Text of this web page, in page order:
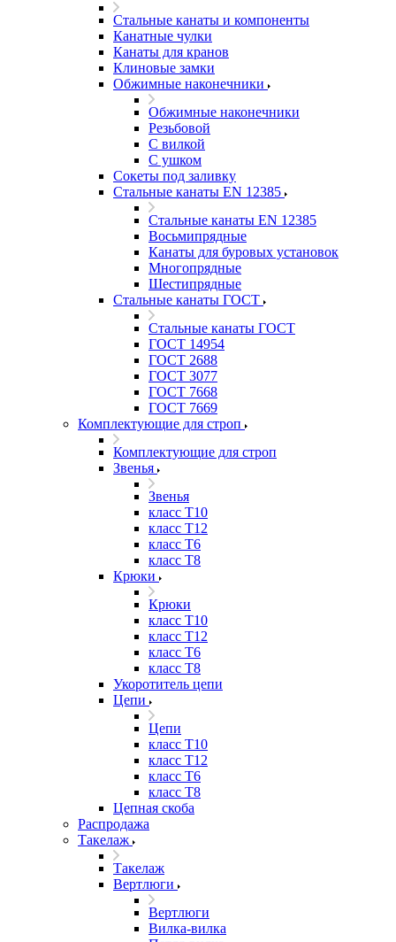
Стальные канаты и компоненты
Канатные чулки
Канаты для кранов
Клиновые замки
Обжимные наконечники
Обжимные наконечники
Резьбовой
С вилкой
С ушком
Сокеты под заливку
Стальные канаты EN 12385
Стальные канаты EN 12385
Восьмипрядные
Канаты для буровых установок
Многопрядные
Шестипрядные
Стальные канаты ГОСТ
Стальные канаты ГОСТ
ГОСТ 14954
ГОСТ 2688
ГОСТ 3077
ГОСТ 7668
ГОСТ 7669
Комплектующие для строп
Комплектующие для строп
Звенья
Звенья
класс Т10
класс Т12
класс Т6
класс Т8
Крюки
Крюки
класс Т10
класс Т12
класс Т6
класс Т8
Укоротитель цепи
Цепи
Цепи
класс Т10
класс Т12
класс Т6
класс Т8
Цепная скоба
Распродажа
Такелаж
Такелаж
Вертлюги
Вертлюги
Вилка-вилка